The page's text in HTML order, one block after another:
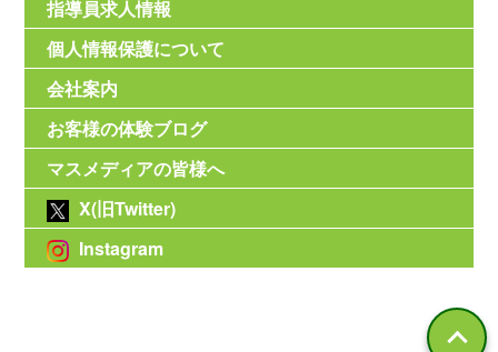
指導員求人情報
個人情報保護について
会社案内
お客様の体験ブログ
マスメディアの皆様へ
X(旧Twitter)
Instagram